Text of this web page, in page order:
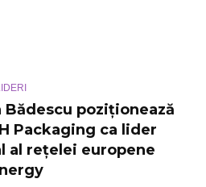
Bădescu poziționează
Packaging ca lider
al rețelei europene